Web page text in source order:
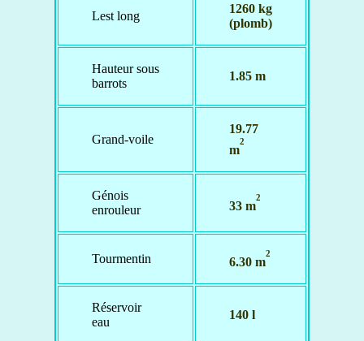
Lest long
1260 kg
(plomb)
Hauteur sous
barrots
1.85 m
Grand-voile
19.77
m
2
Génois
enrouleur
33 m
2
Tourmentin 6.30 m
2
Réservoir
eau
140 l